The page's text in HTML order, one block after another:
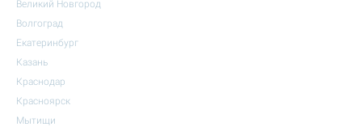
Великий Новгород
Волгоград
Екатеринбург
Казань
Краснодар
Красноярск
Мытищи